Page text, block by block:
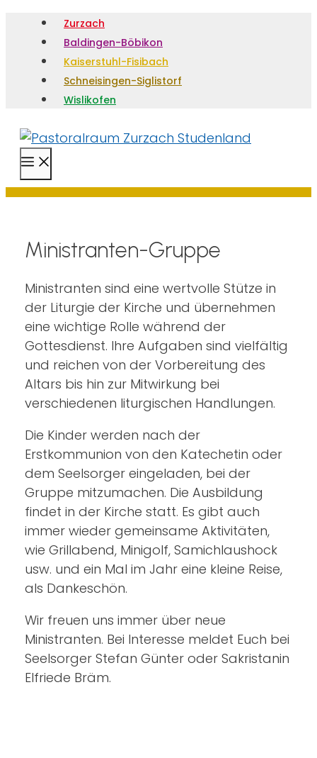
Zurzach
Baldingen-Böbikon
Kaiserstuhl-Fisibach
Schneisingen-Siglistorf
Wislikofen
Menü
Ministranten-Gruppe
Ministranten sind eine wertvolle Stütze in
der Liturgie der Kirche und übernehmen
eine wichtige Rolle während der
Gottesdienst. Ihre Aufgaben sind vielfältig
und reichen von der Vorbereitung des
Altars bis hin zur Mitwirkung bei
verschiedenen liturgischen Handlungen.
Die Kinder werden nach der
Erstkommunion von den Katechetin oder
dem Seelsorger eingeladen, bei der
Gruppe mitzumachen. Die Ausbildung
findet in der Kirche statt. Es gibt auch
immer wieder gemeinsame Aktivitäten,
wie Grillabend, Minigolf, Samichlaushock
usw. und ein Mal im Jahr eine kleine Reise,
als Dankeschön.
Wir freuen uns immer über neue
Ministranten. Bei Interesse meldet Euch bei
Seelsorger Stefan Günter oder Sakristanin
Elfriede Bräm.